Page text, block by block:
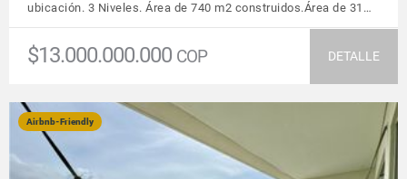
ubicación. 3 Niveles. Área de 740 m2 construidos.Área de 31…
$13.000.000.000 COP DETALLE
Airbnb-Friendly